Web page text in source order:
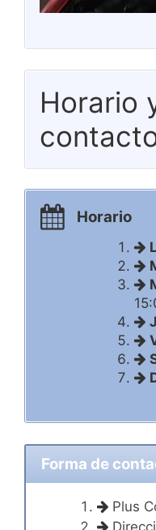
Horario
Horario
Forma de
Plus